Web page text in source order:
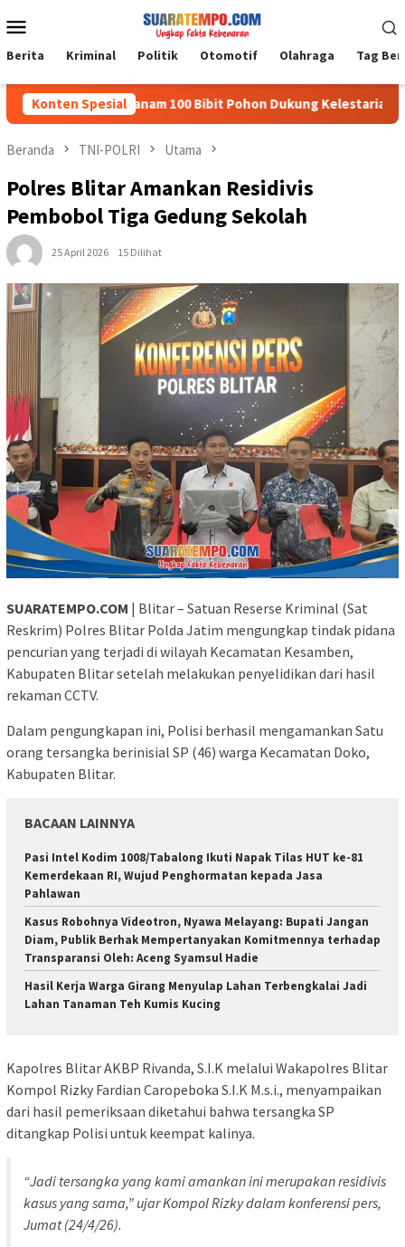
ke
kontenMobile
Berita Kriminal Politik Otomotif Olahraga Tag
Konten Spesial
1002/HST Tanam 100 Bibit Pohon Dukung Kelestarian
Beranda TNI-POLRI Utama
Polres Blitar Amankan Residivis
Pembobol Tiga Gedung Sekolah
25 April 2026 15 Dilihat
SUARATEMPO.COM | Blitar – Satuan Reserse Kriminal (Sat
Reskrim) Polres Blitar Polda Jatim mengungkap tindak pidana
pencurian yang terjadi di wilayah Kecamatan Kesamben,
Kabupaten Blitar setelah melakukan penyelidikan dari hasil
rekaman CCTV.
Dalam pengungkapan ini, Polisi berhasil mengamankan Satu
orang tersangka berinisial SP (46) warga Kecamatan Doko,
Kabupaten Blitar.
BACAAN LAINNYA
Pasi Intel Kodim 1008/Tabalong Ikuti Napak Tilas HUT ke-81
Kemerdekaan RI, Wujud Penghormatan kepada Jasa
Pahlawan
Kasus Robohnya Videotron, Nyawa Melayang: Bupati Jangan
Diam, Publik Berhak Mempertanyakan Komitmennya terhadap
Transparansi Oleh: Aceng Syamsul Hadie
Hasil Kerja Warga Girang Menyulap Lahan Terbengkalai Jadi
Lahan Tanaman Teh Kumis Kucing
Kapolres Blitar AKBP Rivanda, S.I.K melalui Wakapolres Blitar
Kompol Rizky Fardian Caropeboka S.I.K M.s.i., menyampaikan
dari hasil pemeriksaan diketahui bahwa tersangka SP
ditangkap Polisi untuk keempat kalinya.
“Jadi tersangka yang kami amankan ini merupakan residivis
kasus yang sama,” ujar Kompol Rizky dalam konferensi pers,
Jumat (24/4/26).